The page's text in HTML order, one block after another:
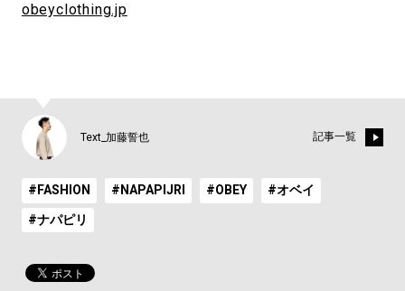
obeyclothing.jp
Text_加藤誓也 記事一覧
#FASHION #NAPAPIJRI #OBEY #オベイ
#ナパピリ